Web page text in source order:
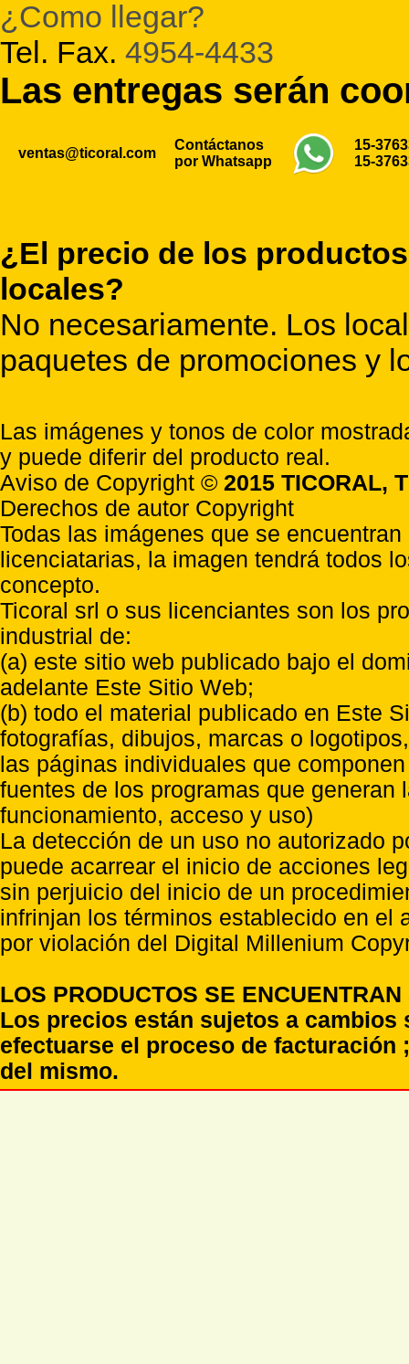
¿Como llegar?
Tel. Fax. 4954-4433
Las entregas serán
ventas@ticoral.com
Contáctanos
por Whatsapp
15-
15-
¿El precio de los
locales?
No necesariamente. Los
paquetes de promociones y
Las imágenes y tonos de color
y puede diferir del producto real.
Aviso de Copyright © 2015 TICORAL,
Derechos de autor Copyright
Todas las imágenes que se
licenciatarias, la imagen tendrá todos
concepto.
Ticoral srl o sus licenciantes son los
industrial de:
(a) este sitio web publicado bajo el
adelante Este Sitio Web;
(b) todo el material publicado en Este
fotografías, dibujos, marcas o
las páginas individuales que
fuentes de los programas que
funcionamiento, acceso y uso)
La detección de un uso no autorizado
puede acarrear el inicio de acciones
sin perjuicio del inicio de un
infrinjan los términos establecido en el
por violación del Digital Millenium
LOS PRODUCTOS SE
Los precios están sujetos a
efectuarse el proceso de
del mismo.